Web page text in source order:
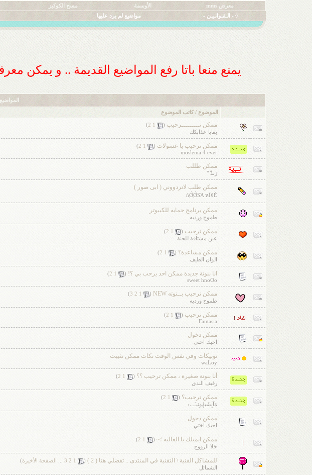
معرض mms الأوسمة مسح الكوكيز
◊ - الـقـوانـيـن -
مواضيع لم يرد عليها
يمنع منعا باتا رفع المواضيع القديمة .. و يمكن
الموضوع / كاتب الموضوع
ممكن تـــــــــرحيب (
1
2
)
بقايا عذابكك
ممكن ترحيب يا عسولات (
1
2
)
moslema 4 ever
ممكن طللب
رَندْ "
ممكن طلب لاتردووني ( ابى صور )
ńǾǾSΆ หΪ¢Ě
ممكن برنامج حمايه للكبيوتر
طموح ورديه
ممكن ترحيب (
1
2
)
عين مشتاقة للجنة
ممكن مساعدة؟ (
1
2
)
الوان الطيف
انا بنوتة جديدة ممكن احد يرحب بي ؟! (
1
2
)
sweet hnoOo
ممكن ترحيب بــنوته NEW (
1
2
3
)
طموح ورديه
ممكن ترحيب (
1
2
)
Fantasia
ممكن دخول
احبك اختي
توبيكات وفي نفس الوقت نكات ممكن تثبيت
waLoy
أنا بنوتة صغيرة ، ممكن ترحيب ؟؟ (
1
2
)
رفيف الندى
ممكن ترحيب؟ (
1
2
)
مَآيِشَبهُونيـَـے‹
ممكن دخول
احبك اختي
ممكن ايميلك يا الغاليه ؛~ (
1
2
)
حَلا الرووح
للمشاكل الفنية \ التقنية في المنتدى .. تفضلي هنا ( 2 ) (
1
2
3
... الصفحة الأخيرة)
الشمائل